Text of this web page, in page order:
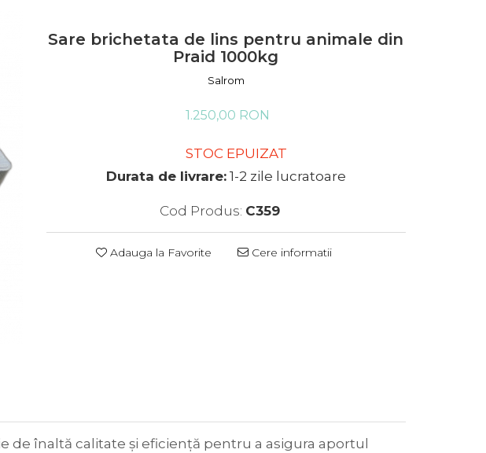
Sare brichetata de lins pentru animale din
Praid 1000kg
Salrom
1.250,00 RON
STOC EPUIZAT
Durata de livrare:1-2 zile lucratoare
Cod Produs: C359
Adauga la Favorite Cere informatii
de înaltă calitate și eficiență pentru a asigura aportul